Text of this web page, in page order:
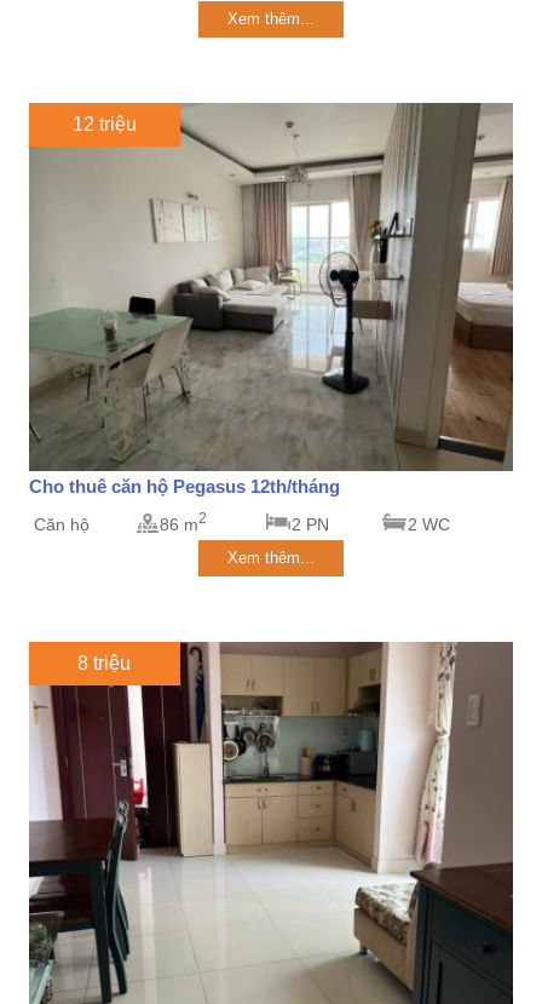
Xem thêm...
12 triệu
Cho thuê căn hộ Pegasus 12th/tháng
Căn hộ 86 m2 2 PN 2 WC
Xem thêm...
8 triệu